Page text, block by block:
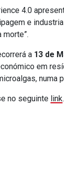
4.0
e
morte”.
a 13 de
em
numa
no seguinte link.